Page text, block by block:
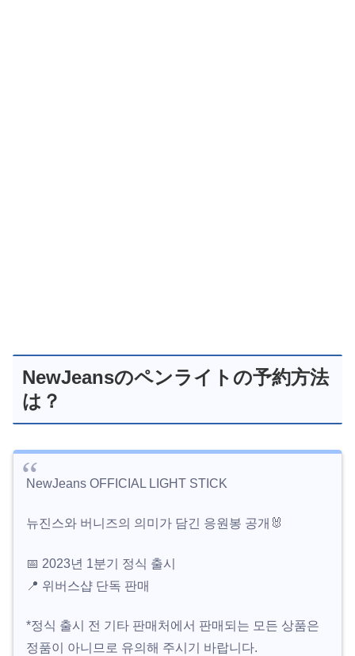
NewJeansのペンライトの予約方法
は？
NewJeans OFFICIAL LIGHT STICK
뉴진스와 버니즈의 의미가 담긴 응원봉 공개🐰
📅 2023년 1분기 정식 출시
📍 위버스샵 단독 판매
*정식 출시 전 기타 판매처에서 판매되는 모든 상품은
정품이 아니므로 유의해 주시기 바랍니다.